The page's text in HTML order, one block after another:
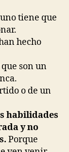
tiene que
hecho
son un
o de un
habilidades
y no
Porque